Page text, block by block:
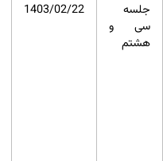
جلسه
سی و
هشتم
1403/02/22